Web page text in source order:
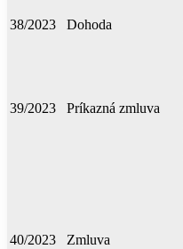
38/2023 Dohoda
39/2023 Príkazná zmluva
40/2023 Zmluva